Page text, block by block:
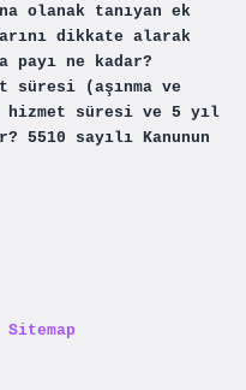
olanak tanıyan ek
dikkate alarak
payı ne kadar?
(aşınma ve
hizmet süresi ve 5 yıl
sayılı Kanunun
Sitemap